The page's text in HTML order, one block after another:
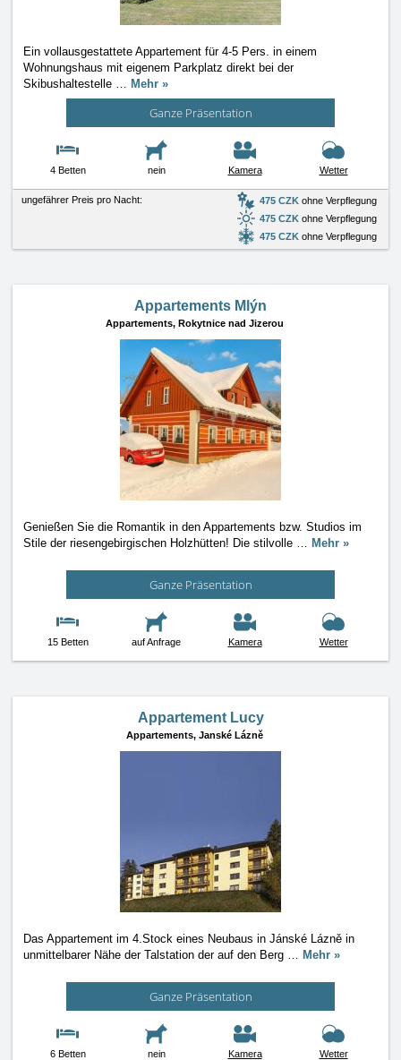
Ein vollausgestattete Appartement für 4-5 Pers. in einem
Wohnungshaus mit eigenem Parkplatz direkt bei der
Skibushaltestelle … Mehr »
Ganze Präsentation
4 Betten nein Kamera Wetter
ungefährer Preis pro Nacht: 475 CZK ohne Verpflegung
475 CZK ohne Verpflegung
475 CZK ohne Verpflegung
Appartements Mlýn
Appartements, Rokytnice nad Jizerou
Genießen Sie die Romantik in den Appartements bzw. Studios im
Stile der riesengebirgischen Holzhütten! Die stilvolle … Mehr »
Ganze Präsentation
15 Betten auf Anfrage Kamera Wetter
Appartement Lucy
Appartements, Janské Lázně
Das Appartement im 4.Stock eines Neubaus in Jánské Lázně in
unmittelbarer Nähe der Talstation der auf den Berg … Mehr »
Ganze Präsentation
6 Betten nein Kamera Wetter